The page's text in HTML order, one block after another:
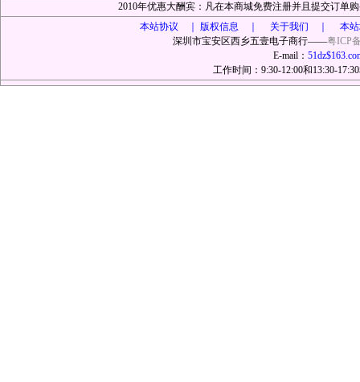
2010年优惠大酬宾：凡在本商城免费注册并且提交订单
本站协议 ｜
版权信息 ｜ 关于我们 ｜ 本
深圳市宝安区西乡五壹电子商行——粤ICP
E-mail：
工作时间：9:30-12:00和13:30-